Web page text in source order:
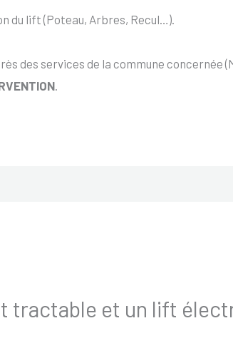
du lift (Poteau, Arbres, Recul…).
des services de la commune concernée
.
tractable et un lift